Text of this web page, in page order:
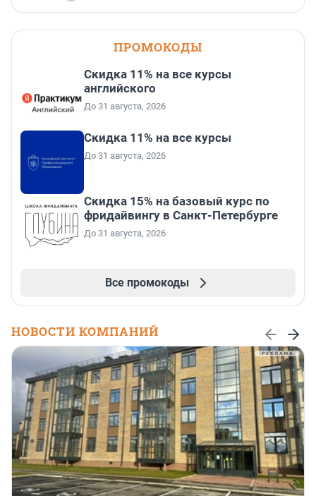
ПРОМОКОДЫ
Скидка 11% на все курсы
английского
До 31 августа, 2026
Скидка 11% на все курсы
До 31 августа, 2026
Скидка 15% на базовый курс по
фридайвингу в Санкт-Петербурге
До 31 августа, 2026
Все промокоды
НОВОСТИ КОМПАНИЙ